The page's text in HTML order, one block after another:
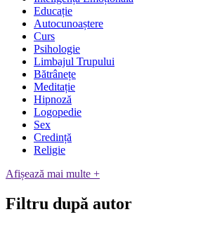
Educație
Autocunoaștere
Curs
Psihologie
Limbajul Trupului
Bătrânețe
Meditație
Hipnoză
Logopedie
Sex
Credință
Religie
Afișează mai multe +
Filtru după autor